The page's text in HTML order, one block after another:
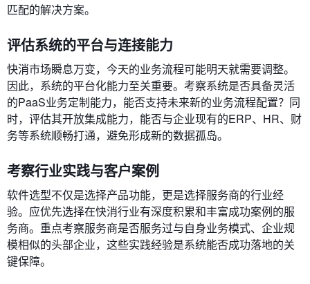
匹配的解决方案。
评估系统的平台与连接能力
快消市场瞬息万变，今天的业务流程可能明天就需要调整。
因此，系统的平台化能力至关重要。考察系统是否具备灵活
的PaaS业务定制能力，能否支持未来新的业务流程配置？同
时，评估其开放集成能力，能否与企业现有的ERP、HR、财
务等系统顺畅打通，避免形成新的数据孤岛。
考察行业实践与客户案例
软件选型不仅是选择产品功能，更是选择服务商的行业经
验。应优先选择在快消行业有深度积累和丰富成功案例的服
务商。重点考察服务商是否服务过与自身业务模式、企业规
模相似的头部企业，这些实践经验是系统能否成功落地的关
键保障。